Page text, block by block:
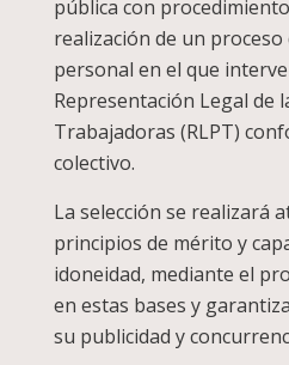
pública con
realización de un proceso
personal en el que
Representación Legal de
Trabajadoras (RLPT)
colectivo.
La selección se realizará
principios de mérito y
idoneidad, mediante el
en estas bases y
su publicidad y